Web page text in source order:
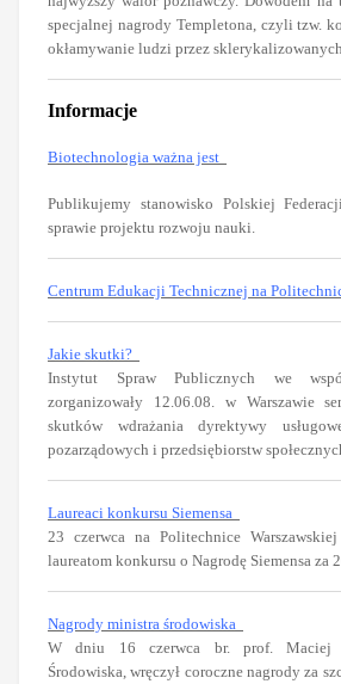
specjalnej nagrody Templetona, czyli tzw.
okłamywanie ludzi przez
Informacje
Biotechnologia ważna jest
Publikujemy stanowisko Polskiej
sprawie projektu rozwoju nauki.
Centrum Edukacji Technicznej na
Jakie skutki?
Instytut Spraw Publicznych we
zorganizowały 12.06.08. w Warszawie
skutków wdrażania dyrektywy
pozarządowych i przedsiębiorstw
Laureaci konkursu Siemensa
23 czerwca na Politechnice
laureatom konkursu o Nagrodę Siemensa za
Nagrody ministra środowiska
W dniu 16 czerwca br. prof. Maciej
Środowiska, wręczył coroczne nagrody za